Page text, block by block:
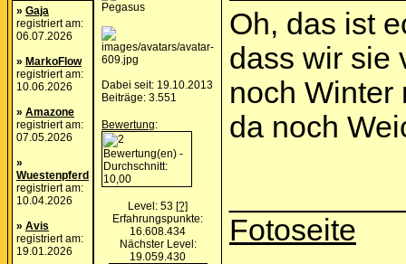
» Gaja
registriert am:
06.07.2026
» MarkoFlow
registriert am:
10.06.2026
» Amazone
registriert am:
07.05.2026
»
Wuestenpferd
registriert am:
10.04.2026
» Avis
registriert am:
19.01.2026
Pegasus
Dabei seit: 19.10.2013
Beiträge: 3.551
Bewertung:
Level: 53 [?]
Erfahrungspunkte:
16.608.434
Nächster Level:
19.059.430
Oh, das ist
dass wir sie
noch Winter
da noch
Fotoseite